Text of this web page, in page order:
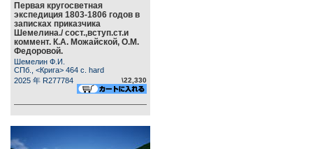
Первая кругосветная
экспедиция 1803-1806 годов в
записках приказчика
Шемелина./ сост.,вступ.ст.и
коммент. К.А. Можайской, О.М.
Федоровой.
Шемелин Ф.И.
СПб., <Крига> 464 c. hard
2025 年 R277784
\22,330